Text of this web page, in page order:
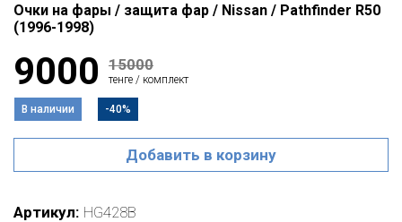
Очки на фары / защита фар / Nissan / Pathfinder R50
(1996-1998)
9000 15000
тенге / комплект
В наличии -40%
Добавить в корзину
Артикул HG428B